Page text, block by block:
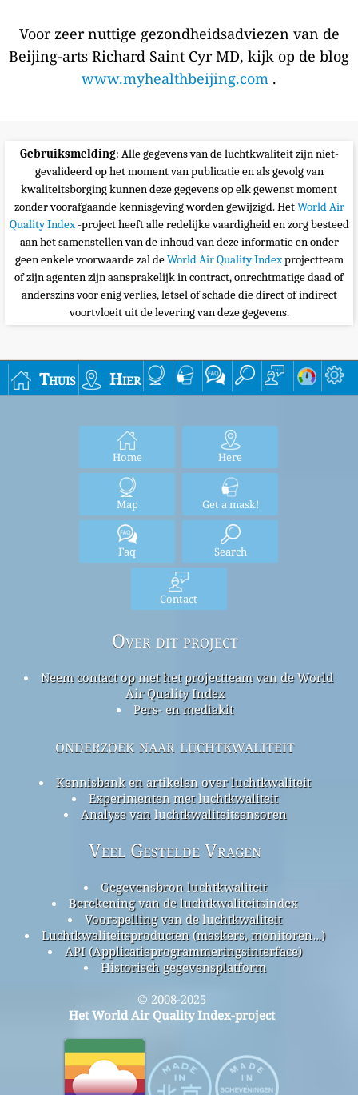
Voor zeer nuttige gezondheidsadviezen van de
Beijing-arts Richard Saint Cyr MD, kijk op de blog
www.myhealthbeijing.com .
Gebruiksmelding: Alle gegevens van de luchtkwaliteit zijn niet-
gevalideerd op het moment van publicatie en als gevolg van
kwaliteitsborging kunnen deze gegevens op elk gewenst moment
zonder voorafgaande kennisgeving worden gewijzigd. HetWorld Air
Quality Index-project heeft alle redelijke vaardigheid en zorg besteed
aan het samenstellen van de inhoud van deze informatie en onder
geen enkele voorwaarde zal deWorld Air Quality Indexprojectteam
of zijn agenten zijn aansprakelijk in contract, onrechtmatige daad of
anderszins voor enig verlies, letsel of schade die direct of indirect
voortvloeit uit de levering van deze gegevens.
Thuis Hier
Home Here
Map Get a mask!
Faq Search
Contact
Over dit project
Neem contact op met het projectteam van de World
Air Quality Index
Pers- en mediakit
onderzoek naar luchtkwaliteit
Kennisbank en artikelen over luchtkwaliteit
Experimenten met luchtkwaliteit
Analyse van luchtkwaliteitsensoren
Veel Gestelde Vragen
Gegevensbron luchtkwaliteit
Berekening van de luchtkwaliteitsindex
Voorspelling van de luchtkwaliteit
Luchtkwaliteitsproducten (maskers, monitoren…)
API (Applicatieprogrammeringsinterface)
Historisch gegevensplatform
© 2008-2025
Het World Air Quality Index-project